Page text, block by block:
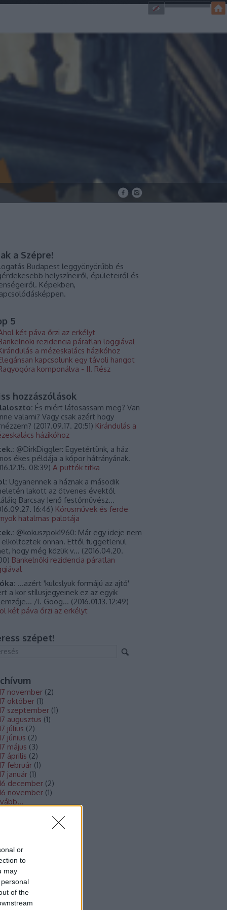
or
to
may
of the
a Szépre!
Budapest leggyönyörűbb és
helyszíneiről, épületeiről és
Képekben,
5
két páva őrzi az erkélyt
rezidencia páratlan loggiával
a mézeskalács házikóhoz
kapcsolunk egy távoli hangot
komponálva - II. Rész
hozzászólások
És miért látosassam meg? Van
valami? Vagy csak azért hogy
(2017.09.17. 20:51) Kirándulás a
házikóhoz
@DirkDiggler: Egyetértünk, a ház
ékes példája a kőpor hátrányának.
08:39) A puttók titka
Ugyanennek a háznak a második
lakott az ötvenes évektől
Barcsay Jenő festőművész...
16:46) Kórusművek és ferde
hatalmas palotája
@kokuszpok1960: Már egy ideje nem
elköltöztek onnan. Ettől függetlenül
hogy még közük v... (2016.04.20.
) Bankelnöki rezidencia páratlan
...azért 'kulcslyuk formájú az ajtó'
a kor stílusjegyeinek ez az egyik
/l. Goog... (2016.01.13. 12:49)
két páva őrzi az erkélyt
szépet!
november (2)
október (1)
szeptember (1)
augusztus (1)
július (2)
június (2)
május (3)
április (2)
február (1)
január (1)
december (2)
november (1)
...
Hírcsatorna